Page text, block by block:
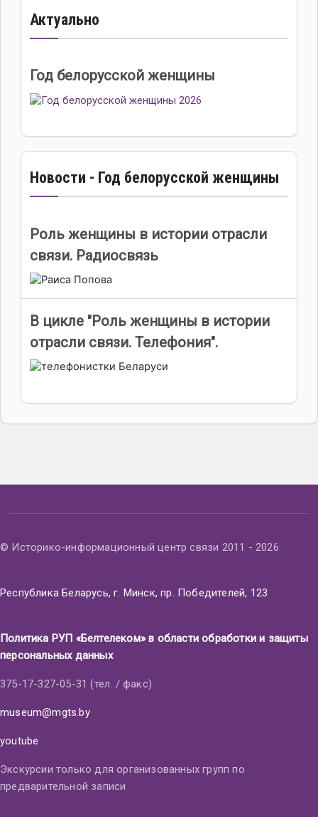
Актуально
Год белорусской женщины
Новости - Год белорусской женщины
Роль женщины в истории отрасли
связи. Радиосвязь
В цикле "Роль женщины в истории
отрасли связи. Телефония".
© Историко-информационный центр связи 2011 - 2026
Республика Беларусь, г. Минск, пр. Победителей, 123
Политика РУП «Белтелеком» в области обработки и защиты
персональных данных
375-17-327-05-31 (тел. / факс)
museum@mgts.by
youtube
Экскурсии только для организованных групп по
предварительной записи